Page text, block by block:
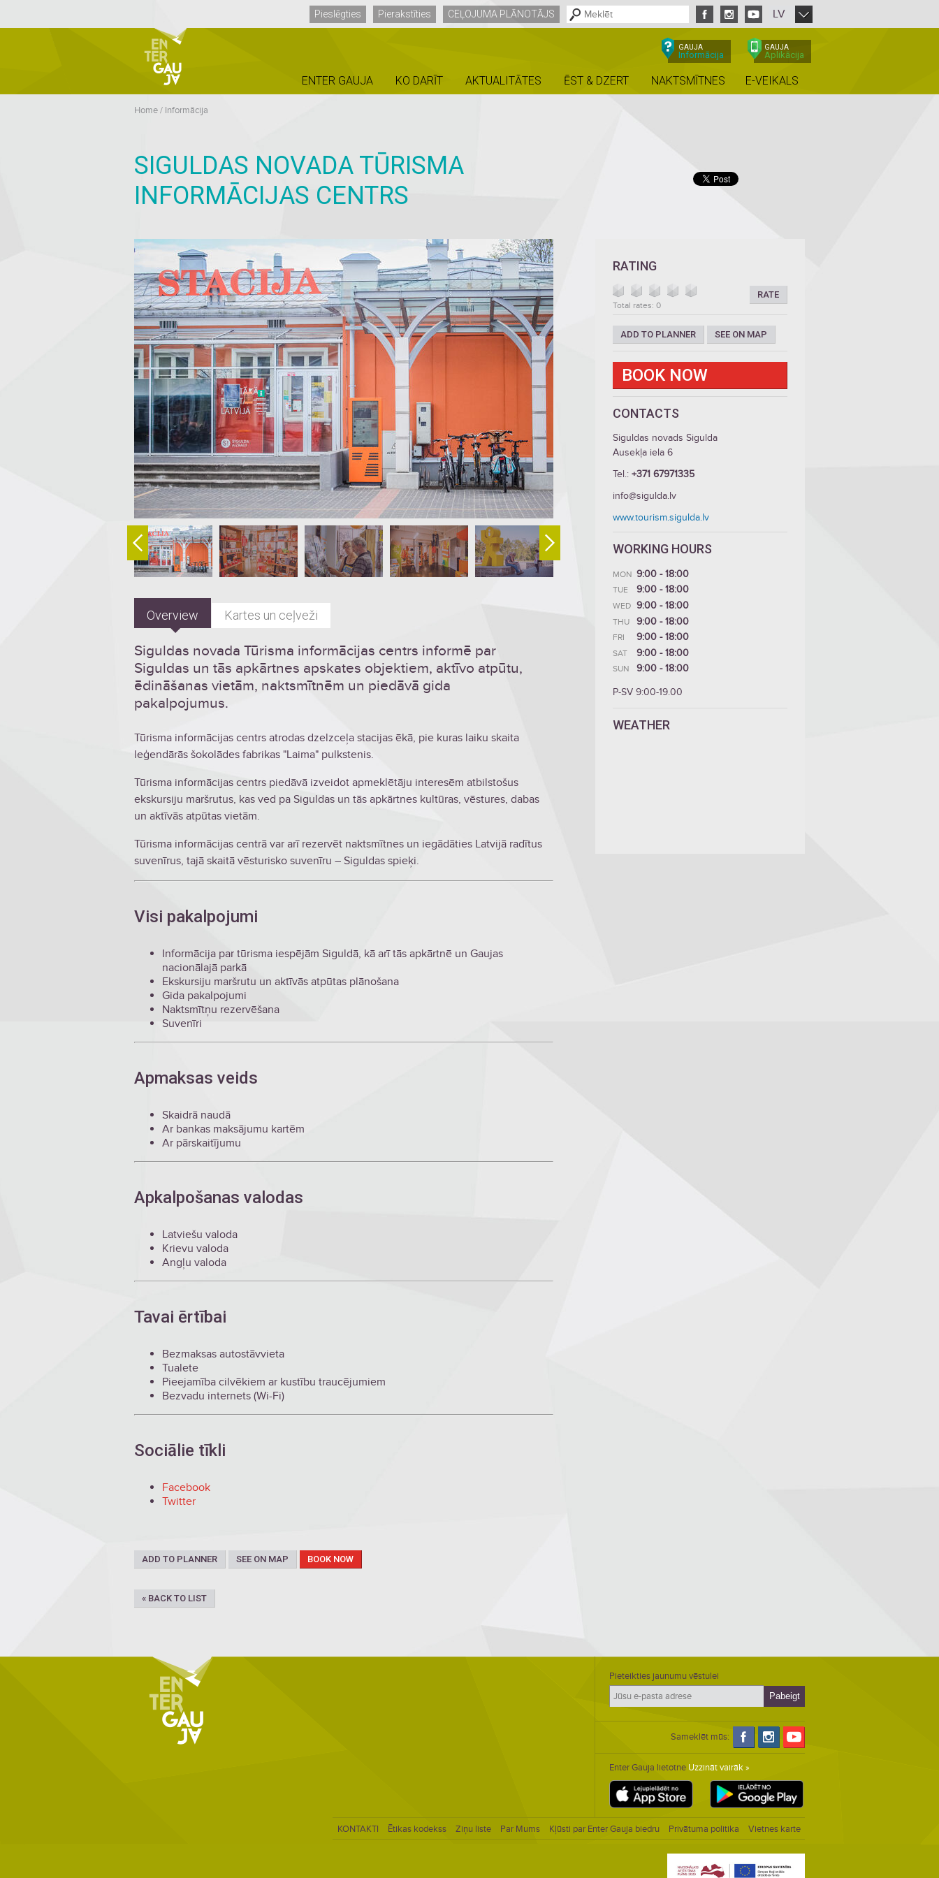
Pieslēgties Pierakstīties CEĻOJUMA PLĀNOTĀJS LV
GAUJA
Informācija
GAUJA
Aplikācija
ENTER GAUJA KO DARĪT AKTUALITĀTES ĒST & DZERT NAKTSMĪTNES E-VEIKALS
Home/ Informācija
SIGULDAS NOVADA TŪRISMA
INFORMĀCIJAS CENTRS
Overview Kartes un ceļveži
Siguldas novada Tūrisma informācijas centrs informē par
Siguldas un tās apkārtnes apskates objektiem, aktīvo atpūtu,
ēdināšanas vietām, naktsmītnēm un piedāvā gida
pakalpojumus.
Tūrisma informācijas centrs atrodas dzelzceļa stacijas ēkā, pie kuras laiku skaita
leģendārās šokolādes fabrikas "Laima" pulkstenis.
Tūrisma informācijas centrs piedāvā izveidot apmeklētāju interesēm atbilstošus
ekskursiju maršrutus, kas ved pa Siguldas un tās apkārtnes kultūras, vēstures, dabas
un aktīvās atpūtas vietām.
Tūrisma informācijas centrā var arī rezervēt naktsmītnes un iegādāties Latvijā radītus
suvenīrus, tajā skaitā vēsturisko suvenīru – Siguldas spieķi.
Visi pakalpojumi
Informācija par tūrisma iespējām Siguldā, kā arī tās apkārtnē un Gaujas
nacionālajā parkā
Ekskursiju maršrutu un aktīvās atpūtas plānošana
Gida pakalpojumi
Naktsmītņu rezervēšana
Suvenīri
Apmaksas veids
Skaidrā naudā
Ar bankas maksājumu kartēm
Ar pārskaitījumu
Apkalpošanas valodas
Latviešu valoda
Krievu valoda
Angļu valoda
Tavai ērtībai
Bezmaksas autostāvvieta
Tualete
Pieejamība cilvēkiem ar kustību traucējumiem
Bezvadu internets (Wi-Fi)
Sociālie tīkli
Facebook
Twitter
ADD TO PLANNER SEE ON MAP BOOK NOW
« BACK TO LIST
RATING
RATE
Total rates: 0
ADD TO PLANNER SEE ON MAP
BOOK NOW
CONTACTS
Siguldas novads Sigulda
Ausekļa iela 6
Tel.: +371 67971335
info@sigulda.lv
www.tourism.sigulda.lv
WORKING HOURS
MON 9:00 - 18:00
TUE 9:00 - 18:00
WED 9:00 - 18:00
THU 9:00 - 18:00
FRI 9:00 - 18:00
SAT 9:00 - 18:00
SUN
9:00 - 18:00
P-SV 9:00-19.00
WEATHER
Pieteikties jaunumu vēstulei
Sameklēt mūs:
Enter Gauja lietotne Uzzināt vairāk »
KONTAKTI Ētikas kodekss Ziņu liste Par Mums Kļūsti par Enter Gauja biedru Privātuma politika Vietnes karte